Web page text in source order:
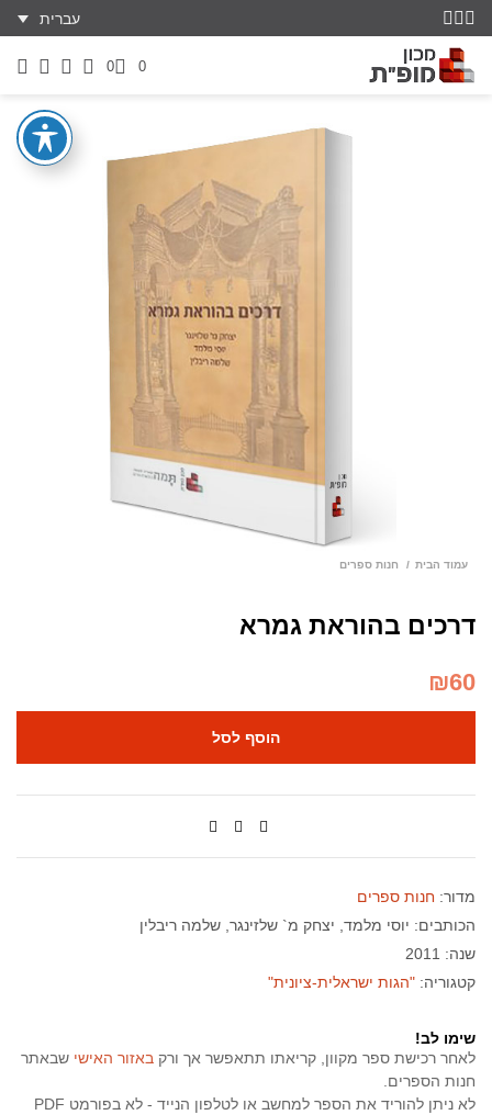
עברית
0
0
עמוד הבית חנות ספרים
דרכים בהוראת גמרא
₪60
הוסף לסל
מדור: חנות ספרים
הכותבים: יוסי מלמד יצחק מ` שלזינגר שלמה ריבלין
שנה: 2011
קטגוריה: "הגות ישראלית-ציונית"
שימו לב!
לאחר רכישת ספר מקוון, קריאתו תתאפשר אך ורק באזור האישי שבאתר
חנות הספרים.
לא ניתן להוריד את הספר למחשב או לטלפון הנייד - לא בפורמט PDF